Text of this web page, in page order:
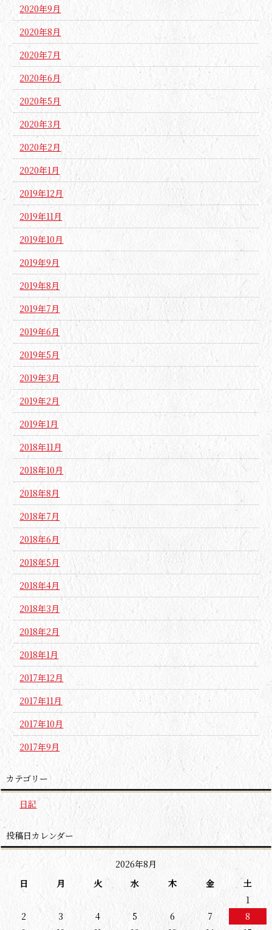
2020年9月
2020年8月
2020年7月
2020年6月
2020年5月
2020年3月
2020年2月
2020年1月
2019年12月
2019年11月
2019年10月
2019年9月
2019年8月
2019年7月
2019年6月
2019年5月
2019年3月
2019年2月
2019年1月
2018年11月
2018年10月
2018年8月
2018年7月
2018年6月
2018年5月
2018年4月
2018年3月
2018年2月
2018年1月
2017年12月
2017年11月
2017年10月
2017年9月
カテゴリー
日記
投稿日カレンダー
2026年8月
日
月 火 水 木 金
土
1
2
3 4 5 6 7
8